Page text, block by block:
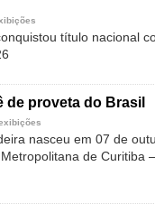
título nacional
de proveta do Brasil
nasceu em 07 de
de Curitiba